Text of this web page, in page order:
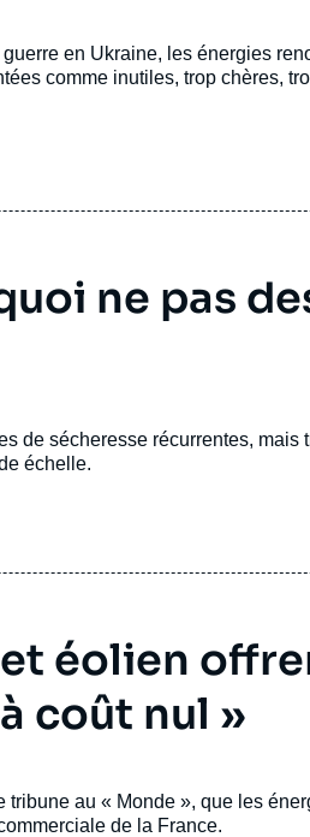
en Ukraine, les énergies
comme inutiles, trop chères,
ne pas
de sécheresse récurrentes, mais
échelle.
éolien
coût nul »
tribune au « Monde », que les
de la France.